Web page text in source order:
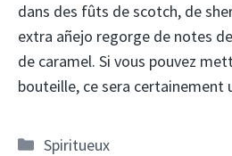
dans des fûts de scotch, de
extra añejo regorge de notes
de caramel. Si vous pouvez
bouteille, ce sera certainement
Catégories
Spiritueux